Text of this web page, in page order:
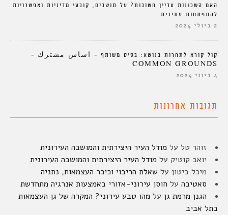
האם השכונות עדיין חשובות? על תושבים, קובעי מדיניות ואפשרויות
להתפתחות עתידית
2 ביולי 2024
קול קורא לתחרות בנושא: בסיס משותף – أساس مشترك –
COMMON GROUNDS
4 ביוני 2024
תגובות אחרונות
זוהר טל על מודל העיר היצירתית והמושבה העירונית
יואב קוטיק על מודל העיר היצירתית והמושבה העירונית
מיכל ביטון על שאלת הריבוי וכיכר העצמאות, נתניה
סאטיבה על חוסן עירוני-אזורי באמצעות אנרגיה מתחדשת
הגנן מרמת גן על מהו טבע עירוני? המקרה של גן העצמאות
בתל אביב